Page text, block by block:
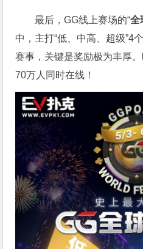
最后，GG线上赛场的“全
中，主打“低、中高、超级”4
赛事，关键是奖励极为丰厚。
70万人同时在线！